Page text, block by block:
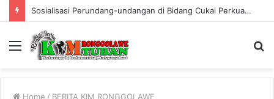
Sosialisasi Perundang-undangan di Bidang Cukai Perkuat Komitmen Berantas Rokok Ilegal di Kabupaten Tuban
Menu
Home / BERITA KIM RONGGOLAWE